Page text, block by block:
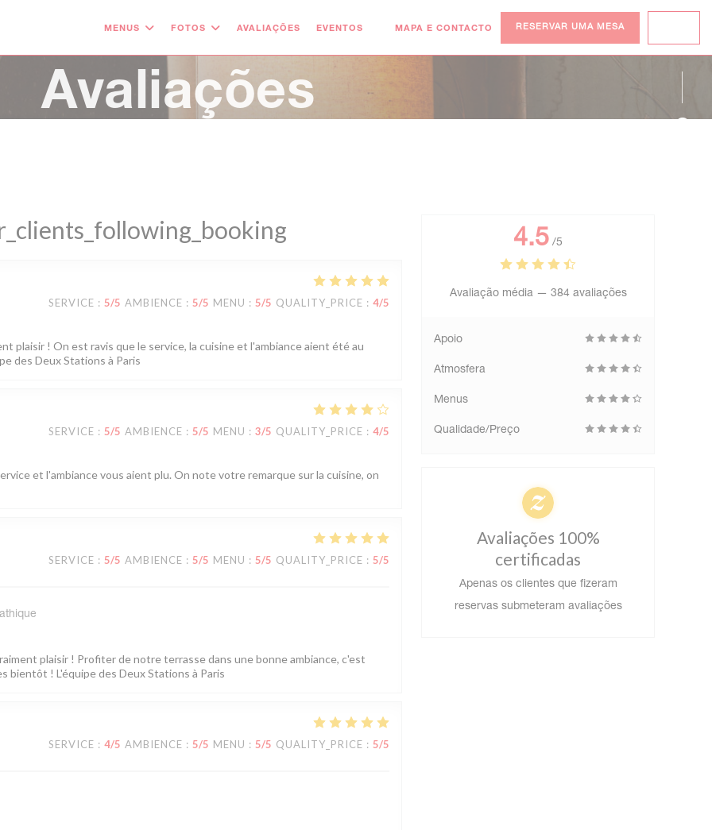
MENUS FOTOS AVALIAÇÕES EVENTOS MAPA E CONTACTO RESERVAR UMA MESA
Avaliações
SERVICE : 5/5 AMBIENCE : 5/5 MENU : 5/5 QUALITY_PRICE : 4/5
plaisir ! On est ravis que le service, la cuisine et l'ambiance aient été au
des Deux Stations à Paris
SERVICE : 5/5 AMBIENCE : 5/5 MENU : 3/5 QUALITY_PRICE : 4/5
et l'ambiance vous aient plu. On note votre remarque sur la cuisine, on
SERVICE : 5/5 AMBIENCE : 5/5 MENU : 5/5 QUALITY_PRICE : 5/5
plaisir ! Profiter de notre terrasse dans une bonne ambiance, c'est
bientôt ! L'équipe des Deux Stations à Paris
SERVICE : 4/5 AMBIENCE : 5/5 MENU : 5/5 QUALITY_PRICE : 5/5
4.5 /5
Avaliação média — 384 avaliações
Apoio
Atmosfera
Menus
Qualidade/Preço
Avaliações 100%
certificadas
Apenas os clientes que fizeram
reservas submeteram avaliações